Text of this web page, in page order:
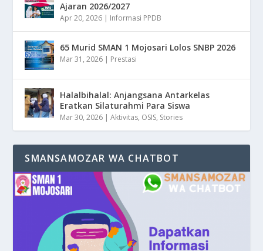
Ajaran 2026/2027
Apr 20, 2026 | Informasi PPDB
65 Murid SMAN 1 Mojosari Lolos SNBP 2026
Mar 31, 2026 | Prestasi
Halalbihalal: Anjangsana Antarkelas
Eratkan Silaturahmi Para Siswa
Mar 30, 2026 |Aktivitas, OSIS, Stories
SMANSAMOZAR WA CHATBOT